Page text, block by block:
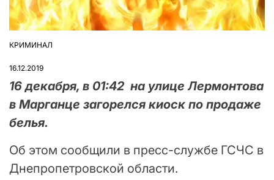
ОПУБЛІКУВАТИ
КРИМИНАЛ
16.12.2019
16 декабря, в 01:42 на улице Лермонтова
в Марганце загорелся киоск по продаже
белья.
Об этом сообщили в пресс-службе ГСЧС в
Днепропетровской области.